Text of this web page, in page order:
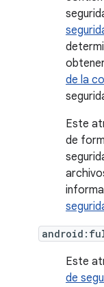
de la
Este
de
Este
de